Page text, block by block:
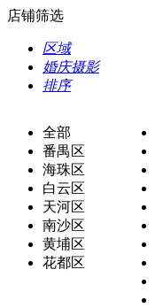
店铺筛选
区域
婚庆摄影
排序
全部
番禺区
海珠区
白云区
天河区
南沙区
黄埔区
花都区